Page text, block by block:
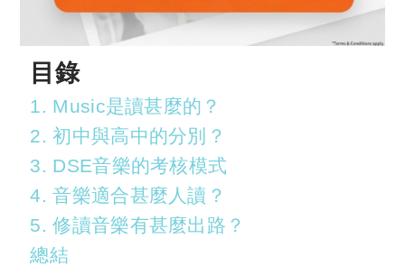
目錄
1. Music是讀甚麼的？
2. 初中與高中的分別？
3. DSE音樂的考核模式
4. 音樂適合甚麼人讀？
5. 修讀音樂有甚麼出路？
總結